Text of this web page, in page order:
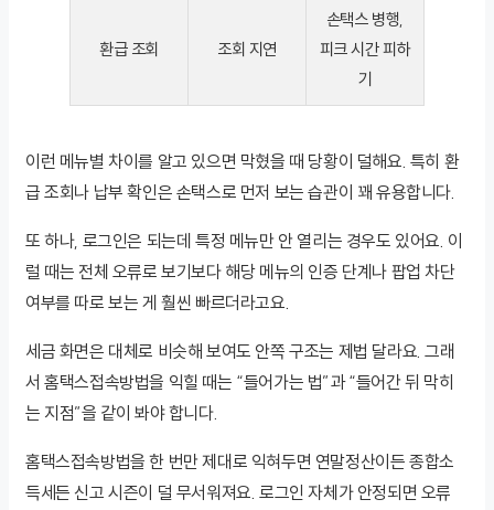
환급 조회 조회 지연
손택스 병행,
피크 시간 피하
기
이런 메뉴별 차이를 알고 있으면 막혔을 때 당황이 덜해요. 특히 환
급 조회나 납부 확인은 손택스로 먼저 보는 습관이 꽤 유용합니다.
또 하나, 로그인은 되는데 특정 메뉴만 안 열리는 경우도 있어요. 이
럴 때는 전체 오류로 보기보다 해당 메뉴의 인증 단계나 팝업 차단
여부를 따로 보는 게 훨씬 빠르더라고요.
세금 화면은 대체로 비슷해 보여도 안쪽 구조는 제법 달라요. 그래
서 홈택스접속방법을 익힐 때는 “들어가는 법”과 “들어간 뒤 막히
는 지점”을 같이 봐야 합니다.
홈택스접속방법을 한 번만 제대로 익혀두면 연말정산이든 종합소
득세든 신고 시즌이 덜 무서워져요. 로그인 자체가 안정되면 오류